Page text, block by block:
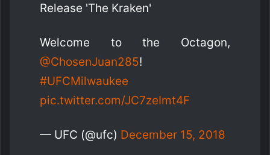
Release 'The Kraken'
Welcome to the Octagon,
@ChosenJuan285!
#UFCMilwaukee
pic.twitter.com/JC7zeImt4F
— UFC (@ufc) December 15, 2018